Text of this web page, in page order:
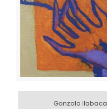
Gonzalo Ilabaca